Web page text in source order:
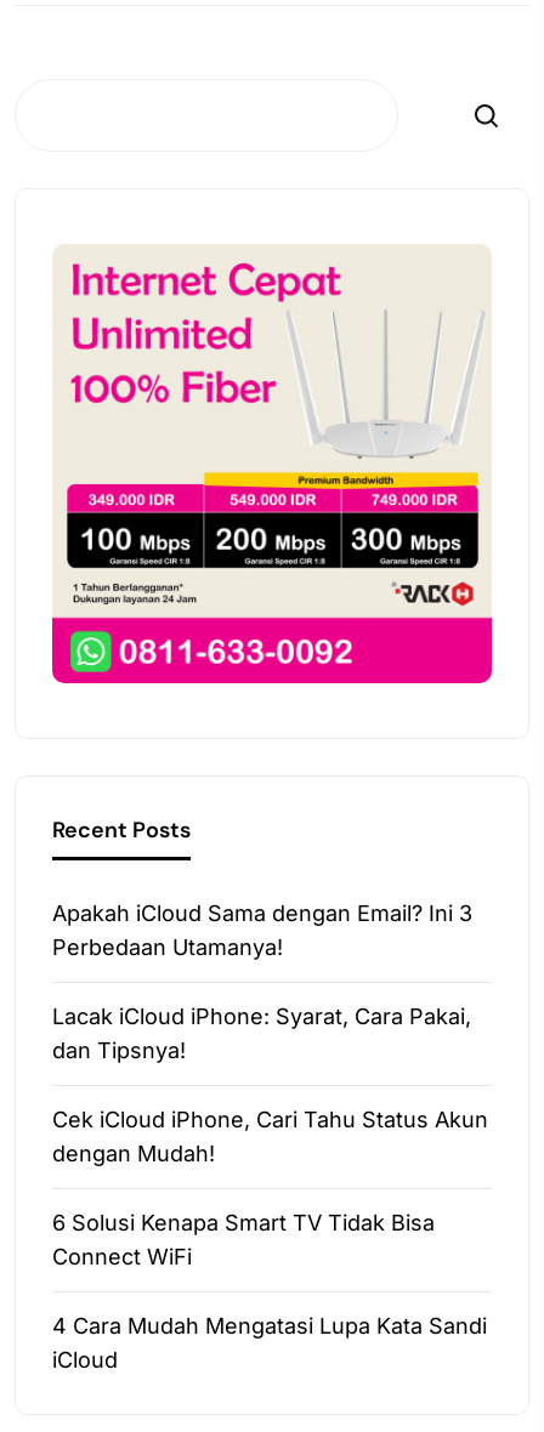
Search
Recent Posts
Apakah iCloud Sama dengan Email? Ini 3
Perbedaan Utamanya!
Lacak iCloud iPhone: Syarat, Cara Pakai,
dan Tipsnya!
Cek iCloud iPhone, Cari Tahu Status Akun
dengan Mudah!
6 Solusi Kenapa Smart TV Tidak Bisa
Connect WiFi
4 Cara Mudah Mengatasi Lupa Kata Sandi
iCloud